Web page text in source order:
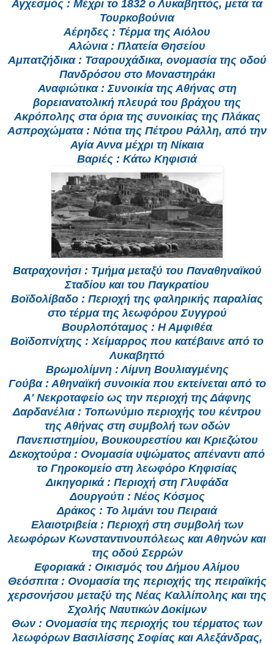
Αγχεσμός : Μέχρι το 1832 ο Λυκαβηττός, μετά τα
Τουρκοβούνια
Αέρηδες : Τέρμα της Αιόλου
Αλώνια : Πλατεία Θησείου
Αμπατζήδικα : Τσαρουχάδικα, ονομασία της οδού
Πανδρόσου στο Μοναστηράκι
Αναφιώτικα : Συνοικία της Αθήνας στη
βορειανατολική πλευρά του βράχου της
Ακρόπολης στα όρια της συνοικίας της Πλάκας
Ασπροχώματα : Νότια της Πέτρου Ράλλη, από την
Αγία Αννα μέχρι τη Νίκαια
Βαριές : Κάτω Κηφισιά
Βατραχονήσι : Τμήμα μεταξύ του Παναθηναϊκού
Σταδίου και του Παγκρατίου
Βοϊδολίβαδο : Περιοχή της φαληρικής παραλίας
στο τέρμα της λεωφόρου Συγγρού
Βουρλοπόταμος : Η Αμφιθέα
Βοϊδοπνίχτης : Χείμαρρος που κατέβαινε από το
Λυκαβηττό
Βρωμολίμνη : Λίμνη Βουλιαγμένης
Γούβα : Αθηναϊκή συνοικία που εκτείνεται από το
Α' Νεκροταφείο ως την περιοχή της Δάφνης
Δαρδανέλια : Τοπωνύμιο περιοχής του κέντρου
της Αθήνας στη συμβολή των οδών
Πανεπιστημίου, Βουκουρεστίου και Κριεζώτου
Δεκοχτούρα : Ονομασία υψώματος απέναντι από
το Γηροκομείο στη λεωφόρο Κηφισίας
Δικηγορικά : Περιοχή στη Γλυφάδα
Δουργούτι : Νέος Κόσμος
Δράκος : Το λιμάνι του Πειραιά
Ελαιοτριβεία : Περιοχή στη συμβολή των
λεωφόρων Κωνσταντινουπόλεως και Αθηνών και
της οδού Σερρών
Εφοριακά : Οικισμός του Δήμου Αλίμου
Θεόσπιτα : Ονομασία της περιοχής της πειραϊκής
χερσονήσου μεταξύ της Νέας Καλλίπολης και της
Σχολής Ναυτικών Δοκίμων
Θων : Ονομασία της περιοχής του τέρματος των
λεωφόρων Βασιλίσσης Σοφίας και Αλεξάνδρας,